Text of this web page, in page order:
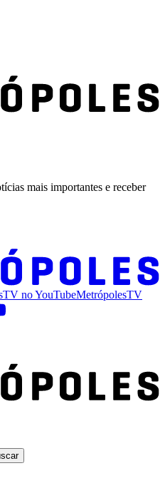
mais importantes e receber
noYouTubeMetrópolesTV